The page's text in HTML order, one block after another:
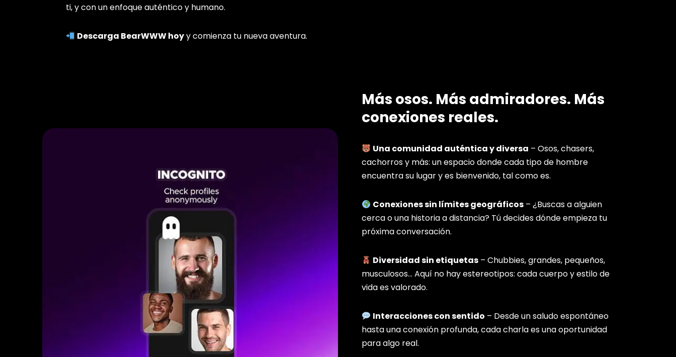
ti, y con un enfoque auténtico y humano.
Descarga BearWWW hoyy comienza tu nueva aventura.
Más osos. Más admiradores. Más
conexiones reales.
Una comunidad auténtica y diversa – Osos, chasers,
cachorros y más: un espacio donde cada tipo de hombre
encuentra su lugar y es bienvenido, tal como es.
Conexiones sin límites geográficos – ¿Buscas a alguien
cerca o una historia a distancia? Tú decides dónde empieza tu
próxima conversación.
Diversidad sin etiquetas – Chubbies, grandes, pequeños,
musculosos… Aquí no hay estereotipos: cada cuerpo y estilo de
vida es valorado.
Interacciones con sentido – Desde un saludo espontáneo
hasta una conexión profunda, cada charla es una oportunidad
para algo real.